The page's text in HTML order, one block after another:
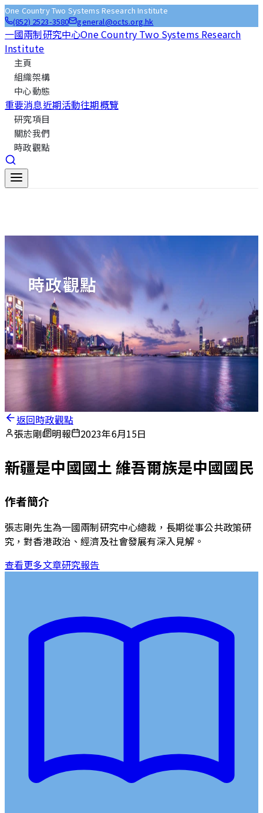
One Country Two Systems Research Institute
(852) 2523-3580
general@octs.org.hk
一國兩制研究中心One Country Two Systems Research
Institute
主頁
組織架構
中心動態
重要消息近期活動往期概覽
研究項目
關於我們
時政觀點
時政觀點
返回時政觀點
張志剛
明報 2023年6月15日
新疆是中國國土 維吾爾族是中國國民
作者簡介
張志剛先生為一國兩制研究中心總裁，長期從事公共政策研
究，對香港政治、經濟及社會發展有深入見解。
查看更多文章研究報告